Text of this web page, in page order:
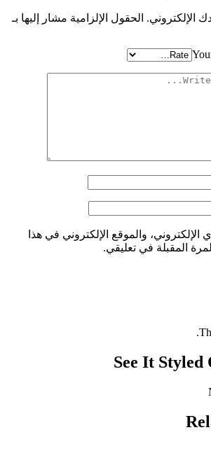
الإلكتروني. الحقول الإلزامية مشار إليها بـ
والموقع الإلكتروني في هذا
المقبلة في تعليقي.
See It